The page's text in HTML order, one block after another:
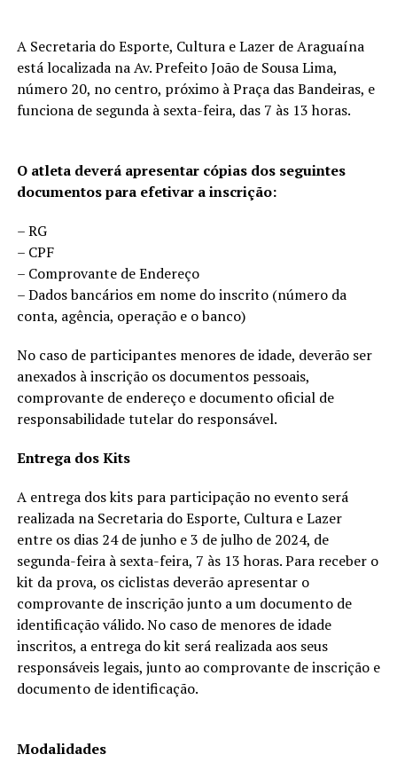
A Secretaria do Esporte, Cultura e Lazer de Araguaína
está localizada na Av. Prefeito João de Sousa Lima,
número 20, no centro, próximo à Praça das Bandeiras, e
funciona de segunda à sexta-feira, das 7 às 13 horas.
O atleta deverá apresentar cópias dos seguintes
documentos para efetivar a inscrição:
– RG
– CPF
– Comprovante de Endereço
– Dados bancários em nome do inscrito (número da
conta, agência, operação e o banco)
No caso de participantes menores de idade, deverão ser
anexados à inscrição os documentos pessoais,
comprovante de endereço e documento oficial de
responsabilidade tutelar do responsável.
Entrega dos Kits
A entrega dos kits para participação no evento será
realizada na Secretaria do Esporte, Cultura e Lazer
entre os dias 24 de junho e 3 de julho de 2024, de
segunda-feira à sexta-feira, 7 às 13 horas. Para receber o
kit da prova, os ciclistas deverão apresentar o
comprovante de inscrição junto a um documento de
identificação válido. No caso de menores de idade
inscritos, a entrega do kit será realizada aos seus
responsáveis legais, junto ao comprovante de inscrição e
documento de identificação.
Modalidades